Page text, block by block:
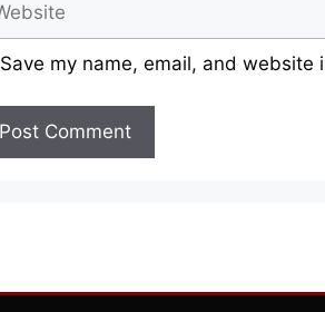
Save my name, email, and